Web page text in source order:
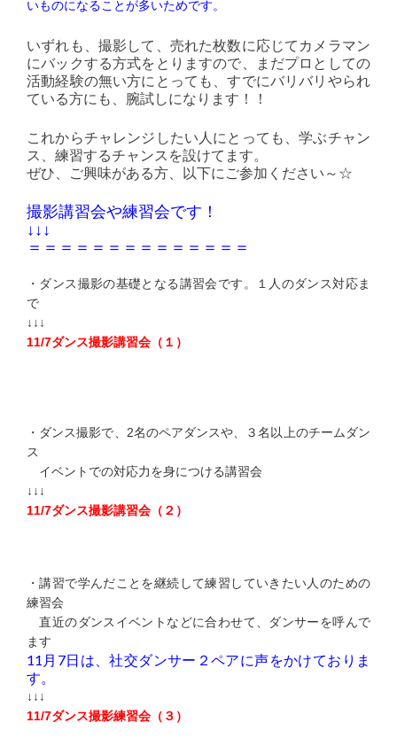
いものになることが多いためです。
いずれも、撮影して、売れた枚数に応じてカメラマン
にバックする方式をとりますので、まだプロとしての
活動経験の無い方にとっても、すでにバリバリやられ
ている方にも、腕試しになります！！
これからチャレンジしたい人にとっても、学ぶチャン
ス、練習するチャンスを設けてます。
ぜひ、ご興味がある方、以下にご参加ください～☆
撮影講習会や練習会です！
↓↓↓
＝＝＝＝＝＝＝＝＝＝＝＝＝＝
・ダンス撮影の基礎となる講習会です。１人のダンス対応ま
で
↓↓↓
11/7ダンス撮影講習会（１）
・ダンス撮影で、2名のペアダンスや、３名以上のチームダン
ス
イベントでの対応力を身につける講習会
↓↓↓
11/7ダンス撮影講習会（２）
・講習で学んだことを継続して練習していきたい人のための
練習会
直近のダンスイベントなどに合わせて、ダンサーを呼んで
ます
11月7日は、社交ダンサー２ペアに声をかけておりま
す。
↓↓↓
11/7ダンス撮影練習会（３）